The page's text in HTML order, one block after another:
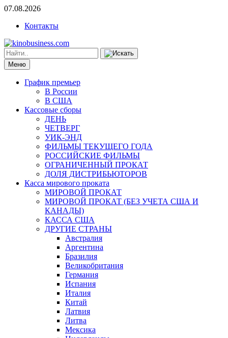
07.08.2026
Контакты
Меню
График премьер
В России
В США
Кассовые сборы
ДЕНЬ
ЧЕТВЕРГ
УИК-ЭНД
ФИЛЬМЫ ТЕКУЩЕГО ГОДА
РОССИЙСКИЕ ФИЛЬМЫ
ОГРАНИЧЕННЫЙ ПРОКАТ
ДОЛЯ ДИСТРИБЬЮТОРОВ
Касса мирового проката
МИРОВОЙ ПРОКАТ
МИРОВОЙ ПРОКАТ (БЕЗ УЧЕТА США И
КАНАДЫ)
КАССА США
ДРУГИЕ СТРАНЫ
Австралия
Аргентина
Бразилия
Великобритания
Германия
Испания
Италия
Китай
Латвия
Литва
Мексика